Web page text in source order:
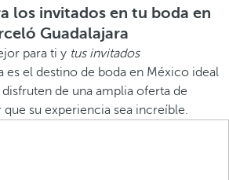
los invitados en tu boda en
Guadalajara
para ti y tus invitados
es el destino de boda en México ideal
de una amplia oferta de
que su experiencia sea increíble.